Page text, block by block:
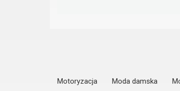
Motoryzacja Moda damska